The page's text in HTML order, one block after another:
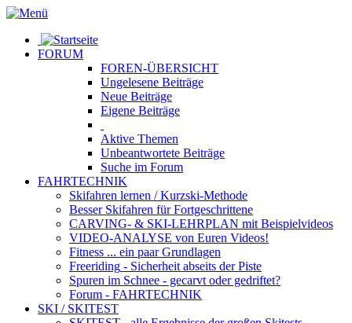
FORUM
FOREN-ÜBERSICHT
Ungelesene Beiträge
Neue Beiträge
Eigene Beiträge
Aktive Themen
Unbeantwortete Beiträge
Suche im Forum
FAHRTECHNIK
Skifahren lernen / Kurzski-Methode
Besser Skifahren für Fortgeschrittene
CARVING- & SKI-LEHRPLAN mit Beispielvideos
VIDEO-ANALYSE von Euren Videos!
Fitness ... ein paar Grundlagen
Freeriding - Sicherheit abseits der Piste
Spuren im Schnee - gecarvt oder gedriftet?
Forum - FAHRTECHNIK
SKI / SKITEST